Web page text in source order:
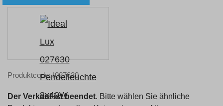
Produktcode: I027630
Der Verkauf ist beendet. Bitte wählen Sie ähnliche